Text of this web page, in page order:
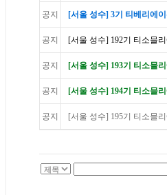
공지 [서울 성수] 3기 티베리에
공지 [서울 성수] 192기 티소믈
공지 [서울 성수] 193기 티소믈
공지 [서울 성수] 194기 티소믈
공지 [서울 성수] 195기 티소믈